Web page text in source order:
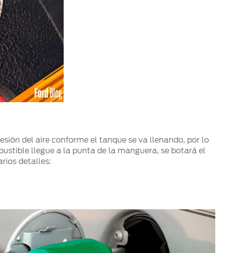
del aire conforme el tanque se va llenando, por lo
llegue a la punta de la manguera, se botará el
detalles: